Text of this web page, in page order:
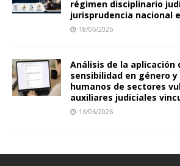
régimen disciplinario
jurisprudencia nacional
18/06/2026
Análisis de la aplicación
sensibilidad en género y
humanos de sectores
auxiliares judiciales
16/06/2026